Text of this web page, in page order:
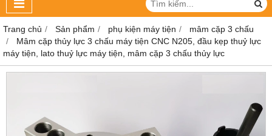
Trang chủ Sản phẩm phụ kiện máy tiện
mâm cặp 3 chấu
Mâm cặp thủy lực 3 chấu máy tiện CNC N205, đầu kẹp thuỷ lực
máy tiện, lato thuỷ lực máy tiện, mâm cặp 3 chấu thủy lực